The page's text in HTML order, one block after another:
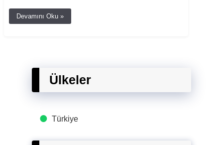
Devamını Oku »
Ülkeler
Türkiye